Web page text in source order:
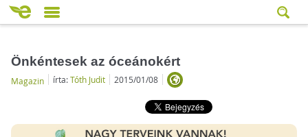
Önkéntesek az óceánokért
Magazin írta:Tóth Judit 2015/01/08